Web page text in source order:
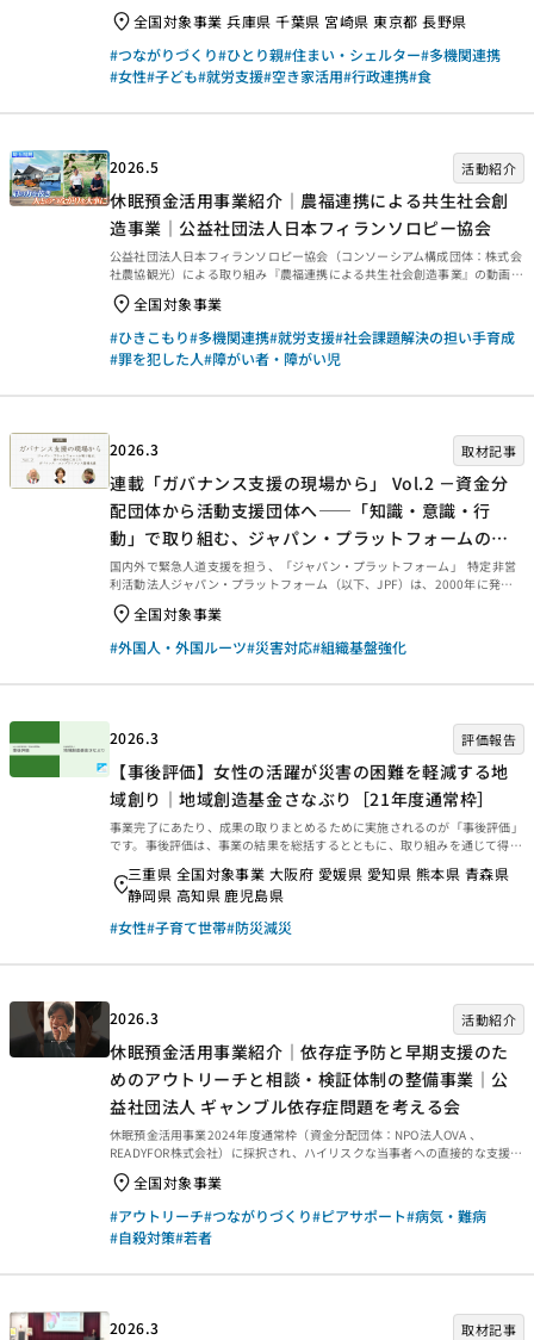
れた学びを今後に生かせるよう、提言や知見・教訓を整理するために行われ
ます。今回は、2025年3月末に事業完了した2021年度通常枠【空き家・古
民家を活用した母子家庭向けハウス設立事業｜全国古民家再生協会［21年
度通常枠］】の事後評価報告書をご紹介します。ぜひご覧ください。 事業概
要等 事業概要などは、以下のページからご覧ください。 事後評価報告 事後
行団体 【事業基礎情報】
全国対象事業 兵庫県 千葉県 宮崎県 東京都 長野県
#つながりづくり#ひとり親#住まい・シェルター#多機関連携
#女性#子ども#就労支援#空き家活用#行政連携#食
2026.5 活動紹介
休眠預金活用事業紹介｜農福連携による共生社会創
造事業｜公益社団法人日本フィランソロピー協会
公益社団法人日本フィランソロピー協会（コンソーシアム構成団体：株式会
社農協観光）による取り組み『農福連携による共生社会創造事業』の動画を
ご紹介します。 日本フィランソロピー協会（JPA）は、誰も排除されること
なく、すべての人が社会参加できる機会創出に向け、「農福連携による共生
社会創造事業」（※）に取り組んでいます。農福連携事業所の紹介DVDを製
作し全国124カ所の少年院・刑務所等に寄贈しました。障害や引きこもり経
験者、少年院出院者、刑務所出所者など、就労に困難を抱える人が、就労先
理念やメッセージを伝えていただくことはもちろん、...
全国対象事業
#ひきこもり#多機関連携#就労支援#社会課題解決の担い手育成
#罪を犯した人#障がい者・障がい児
2026.3 取材記事
連載「ガバナンス支援の現場から」 Vol.2 －資金分
配団体から活動支援団体へ――「知識・意識・行
動」で取り組む、ジャパン・プラットフォームのガ
バナンス体制整備支援－
国内外で緊急人道支援を担う、「ジャパン・プラットフォーム」 特定非営
利活動法人ジャパン・プラットフォーム（以下、JPF）は、2000年に発足
した民間団体で、災害や紛争などに伴う国内外の緊急人道支援に取り組んで
きました。設立以来、総額967億円以上、65以上の国・地域において、
2,400件以上の事業を実施してきた実績を有します。（2025年7月現在） 休
眠預金活用事業には制度開始初期の2019年度から参画し、資金分配団体や
速な支援を行う緊急災害支援、2つ目は防災・減災の観点から、平時の備え
全国対象事業
#外国人・外国ルーツ#災害対応#組織基盤強化
2026.3 評価報告
【事後評価】女性の活躍が災害の困難を軽減する地
域創り｜地域創造基金さなぶり［21年度通常枠］
事業完了にあたり、成果の取りまとめるために実施されるのが「事後評価」
です。事後評価は、事業の結果を総括するとともに、取り組みを通じて得ら
ます。今回は、2025年3月末に事業完了した2021年度通常枠【女性の活躍
が災害の困難を軽減する地域創り｜地域創造基金さなぶり［21年度通常
枠］】の事後評価報告書をご紹介します。ぜひご覧ください。 事業概要等
事業概要などは、以下のページからご覧ください。 事後評価報告 事後評価
体 【事業基礎情報】
三重県 全国対象事業 大阪府 愛媛県 愛知県 熊本県 青森県
静岡県 高知県 鹿児島県
#女性#子育て世帯#防災減災
2026.3 活動紹介
休眠預金活用事業紹介｜依存症予防と早期支援のた
めのアウトリーチと相談・検証体制の整備事業｜公
益社団法人 ギャンブル依存症問題を考える会
休眠預金活用事業2024年度通常枠（資金分配団体：NPO法人OVA 、
READYFOR株式会社）に採択され、ハイリスクな当事者への直接的な支援
と、相談の最初の受け手となるゲートキーパーの育成に取り組んでいる『公
益社団法人 ギャンブル依存症問題を考える会』の動画を7本ご紹介します。
■第一話「トモヤからの電話」（外部リンク）■第二話「肩代わりする前
に」（外部リンク）■第三話「まずは相談」（外部リンク）■第四話「当事
者支援部へ繋げ」 （外部リンク）■第五話「当事者が解決するピアサポー
ク）■第七話「回復は恩送り」（外部リン...
全国対象事業
#アウトリーチ#つながりづくり#ピアサポート#病気・難病
#自殺対策#若者
2026.3 取材記事